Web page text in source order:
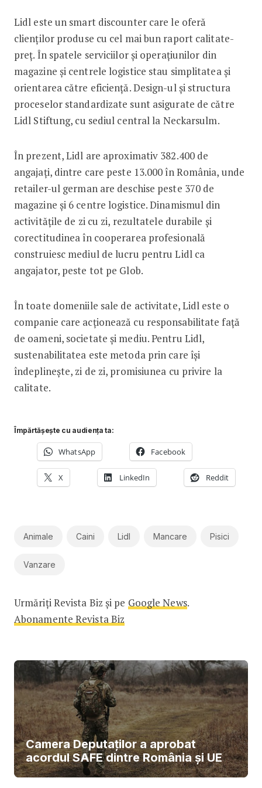
Lidl este un smart discounter care le oferă
clienților produse cu cel mai bun raport calitate-
preț. În spatele serviciilor și operațiunilor din
magazine și centrele logistice stau simplitatea și
orientarea către eficiență. Design-ul și structura
proceselor standardizate sunt asigurate de către
Lidl Stiftung, cu sediul central la Neckarsulm.
În prezent, Lidl are aproximativ 382.400 de
angajați, dintre care peste 13.000 în România, unde
retailer-ul german are deschise peste 370 de
magazine și 6 centre logistice. Dinamismul din
activitățile de zi cu zi, rezultatele durabile și
corectitudinea în cooperarea profesională
construiesc mediul de lucru pentru Lidl ca
angajator, peste tot pe Glob.
În toate domeniile sale de activitate, Lidl este o
companie care acționează cu responsabilitate față
de oameni, societate și mediu. Pentru Lidl,
sustenabilitatea este metoda prin care își
îndeplinește, zi de zi, promisiunea cu privire la
calitate.
Împărtășește cu audiența ta:
WhatsApp Facebook
X LinkedIn Reddit
Animale Caini Lidl Mancare Pisici
Vanzare
Urmăriți Revista Biz și pe Google News.
Abonamente Revista Biz
Camera Deputaților a aprobat
acordul SAFE dintre România și UE